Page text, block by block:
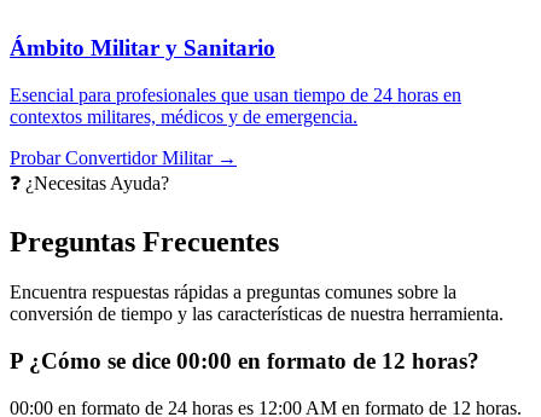
Ámbito Militar y Sanitario
Esencial para profesionales que usan tiempo de 24 horas en
contextos militares, médicos y de emergencia.
Probar Convertidor Militar →
❓ ¿Necesitas Ayuda?
Preguntas Frecuentes
Encuentra respuestas rápidas a preguntas comunes sobre la
conversión de tiempo y las características de nuestra herramienta.
P ¿Cómo se dice 00:00 en formato de 12 horas?
00:00 en formato de 24 horas es 12:00 AM en formato de 12 horas.